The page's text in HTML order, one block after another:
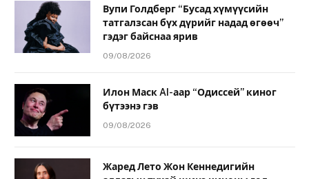
Вупи Голдберг “Бусад хүмүүсийн
татгалзсан бүх дүрийг надад өгөөч”
гэдэг байснаа ярив
09/08/2026
Илон Маск AI-аар “Одиссей” киног
бүтээнэ гэв
09/08/2026
Жаред Лето Жон Кеннедигийн